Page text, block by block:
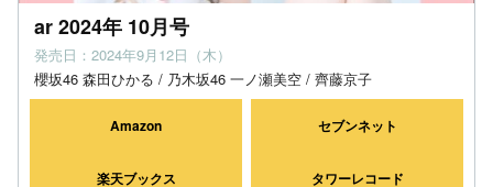
ar 2024年 10月号
発売日：2024年9月12日（木）
櫻坂46 森田ひかる / 乃木坂46 一ノ瀬美空 / 齊藤京子
Amazon セブンネット
楽天ブックス タワーレコード